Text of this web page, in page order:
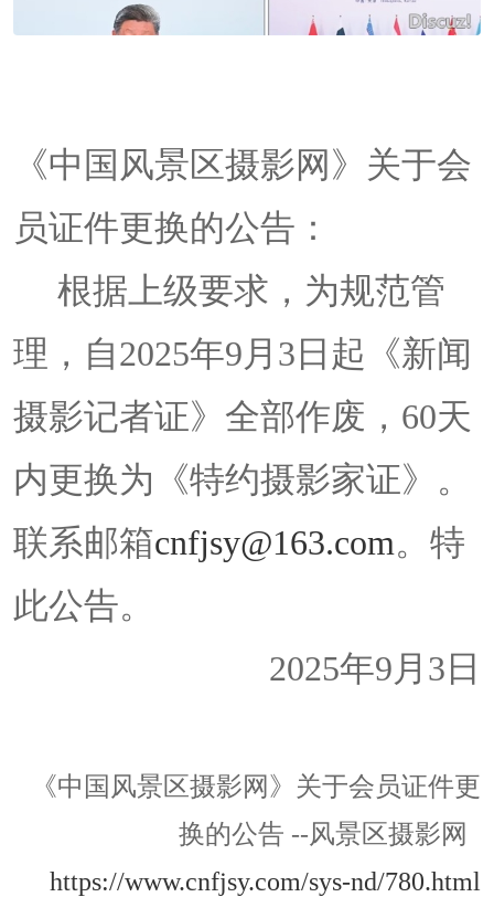
《中国风景区摄影网》关于会
员证件更换的公告：
根据上级要求，为规范管
理，自2025年9月3日起《新闻
摄影记者证》全部作废，60天
内更换为《特约摄影家证》。
联系邮箱cnfjsy@163.com。特
此公告。
2025年9月3日
《中国风景区摄影网》关于会员证件更
换的公告 --风景区摄影网
https://www.cnfjsy.com/sys-nd/780.html